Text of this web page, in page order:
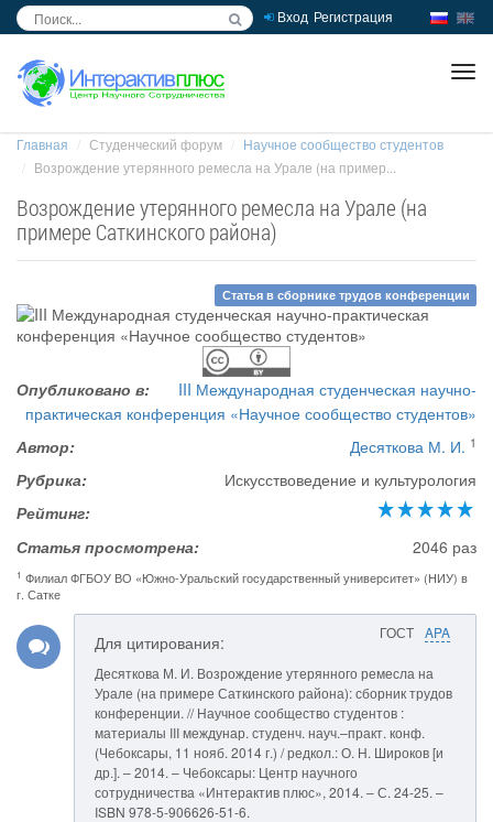
Вход Регистрация
Главная Студенческий форум
Научное сообщество студентов
Возрождение утерянного ремесла на Урале (на пример...
Возрождение утерянного ремесла на Урале (на
примере Саткинского района)
Статья в сборнике трудов конференции
Опубликовано в:
III Международная студенческая научно-
практическая конференция «Научное сообщество студентов»
Автор:
Десяткова М. И. 1
Рубрика:
Искусствоведение и культурология
Рейтинг:
Статья просмотрена:
2046 раз
1 Филиал ФГБОУ ВО «Южно-Уральский государственный университет» (НИУ) в
г. Сатке
ГОСТ APA
Для цитирования:
Десяткова М. И. Возрождение утерянного ремесла на
Урале (на примере Саткинского района): сборник трудов
конференции. // Научное сообщество студентов :
материалы III междунар. студенч. науч.–практ. конф.
(Чебоксары, 11 нояб. 2014 г.) / редкол.: О. Н. Широков [и
др.]. – 2014. – Чебоксары: Центр научного
сотрудничества «Интерактив плюс», 2014. – С. 24-25. –
ISBN 978-5-906626-51-6.